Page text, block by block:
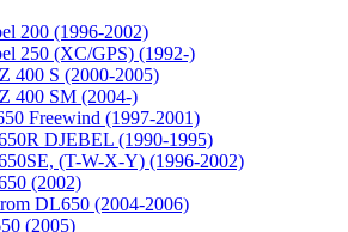
200 (1996-2002)
250 (XC/GPS) (1992-)
400 S (2000-2005)
400 SM (2004-)
Freewind (1997-2001)
DJEBEL (1990-1995)
(T-W-X-Y) (1996-2002)
(2002)
DL650 (2004-2006)
(2005)